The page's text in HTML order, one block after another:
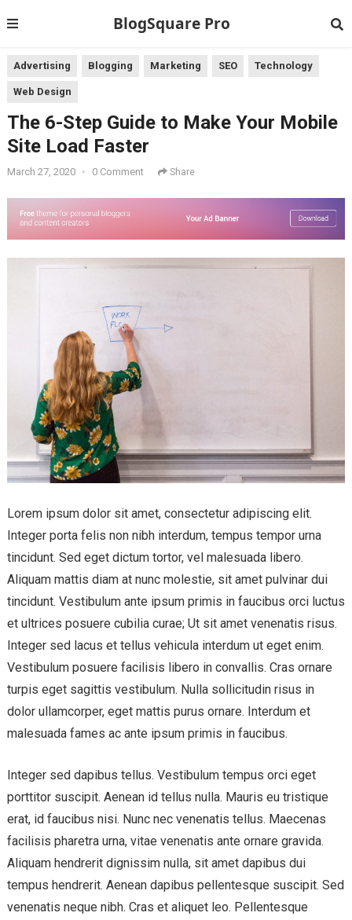
BlogSquare Pro
Advertising Blogging Marketing SEO Technology
Web Design
The 6-Step Guide to Make Your Mobile
Site Load Faster
March 27, 2020 • 0 Comment Share
Lorem ipsum dolor sit amet, consectetur adipiscing elit.
Integer porta felis non nibh interdum, tempus tempor urna
tincidunt. Sed eget dictum tortor, vel malesuada libero.
Aliquam mattis diam at nunc molestie, sit amet pulvinar dui
tincidunt. Vestibulum ante ipsum primis in faucibus orci luctus
et ultrices posuere cubilia curae; Ut sit amet venenatis risus.
Integer sed lacus et tellus vehicula interdum ut eget enim.
Vestibulum posuere facilisis libero in convallis. Cras ornare
turpis eget sagittis vestibulum. Nulla sollicitudin risus in
dolor ullamcorper, eget mattis purus ornare. Interdum et
malesuada fames ac ante ipsum primis in faucibus.
Integer sed dapibus tellus. Vestibulum tempus orci eget
porttitor suscipit. Aenean id tellus nulla. Mauris eu tristique
erat, id faucibus nisi. Nunc nec venenatis tellus. Maecenas
facilisis pharetra urna, vitae venenatis ante ornare gravida.
Aliquam hendrerit dignissim nulla, sit amet dapibus dui
tempus hendrerit. Aenean dapibus pellentesque suscipit. Sed
venenatis neque nibh. Cras et aliquet leo. Pellentesque